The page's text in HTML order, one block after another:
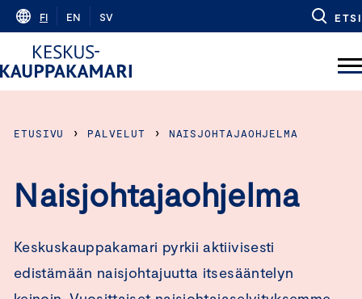
Skip
content
FI EN SV ETSI
ETUSIVU › PALVELUT › NAISJOHTAJAOHJELMA
Naisjohtajaohjelma
Keskuskauppakamari pyrkii aktiivisesti
edistämään naisjohtajuutta itsesääntelyn